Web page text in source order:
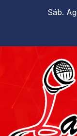
Sáb.